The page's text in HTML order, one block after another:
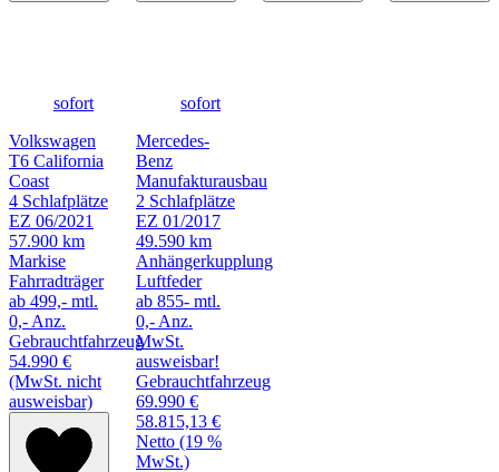
sofort
Volkswagen
T6 California
Coast
4 Schlafplätze
EZ 06/2021
57.900 km
Markise
Fahrradträger
ab 499,- mtl.
0,- Anz.
Gebrauchtfahrzeug
54.990 €
(MwSt. nicht
ausweisbar)
sofort
Mercedes-
Benz
Manufakturausbau
2 Schlafplätze
EZ 01/2017
49.590 km
Anhängerkupplung
Luftfeder
ab 855- mtl.
0,- Anz.
MwSt.
ausweisbar!
Gebrauchtfahrzeug
69.990 €
58.815,13 €
Netto (19 %
MwSt.)